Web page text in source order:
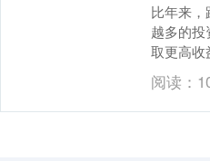
比年来
越多的
取更高收
手炒股杠
册，风险
阅读：